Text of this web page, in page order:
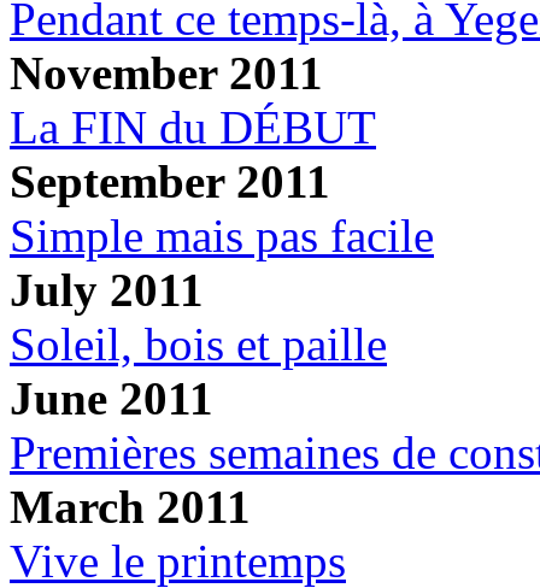
Pendant ce temps-là, à
November 2011
La FIN du DÉBUT
September 2011
Simple mais pas facile
July 2011
Soleil, bois et paille
June 2011
Premières semaines de
March 2011
Vive le printemps